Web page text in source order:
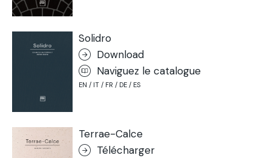
Solidro
Download
Naviguez le catalogue
EN / IT / FR / DE / ES
Terrae-Calce
Télécharger